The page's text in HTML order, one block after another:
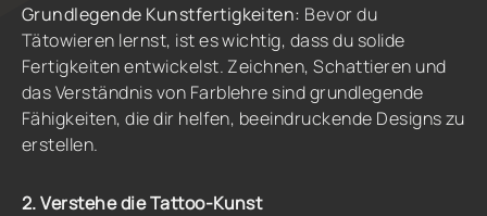
Grundlegende Kunstfertigkeiten: Bevor du
Tätowieren lernst, ist es wichtig, dass du solide
Fertigkeiten entwickelst. Zeichnen, Schattieren und
das Verständnis von Farblehre sind grundlegende
Fähigkeiten, die dir helfen, beeindruckende Designs zu
erstellen.
2. Verstehe die Tattoo-Kunst